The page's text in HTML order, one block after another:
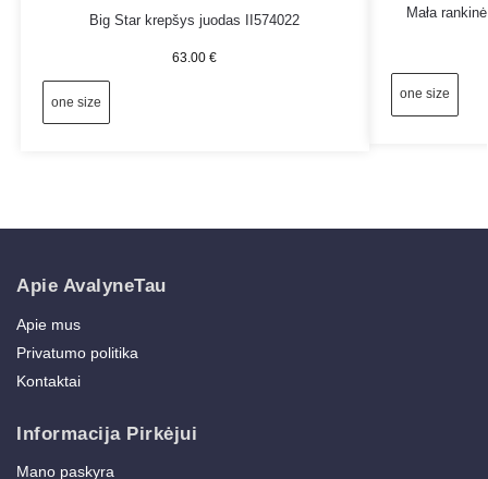
Big Star krepšys juodas II574022
63.00€
one size
Mała
one size
Apie AvalyneTau
Apie mus
Privatumo politika
Kontaktai
Informacija Pirkėjui
Mano paskyra